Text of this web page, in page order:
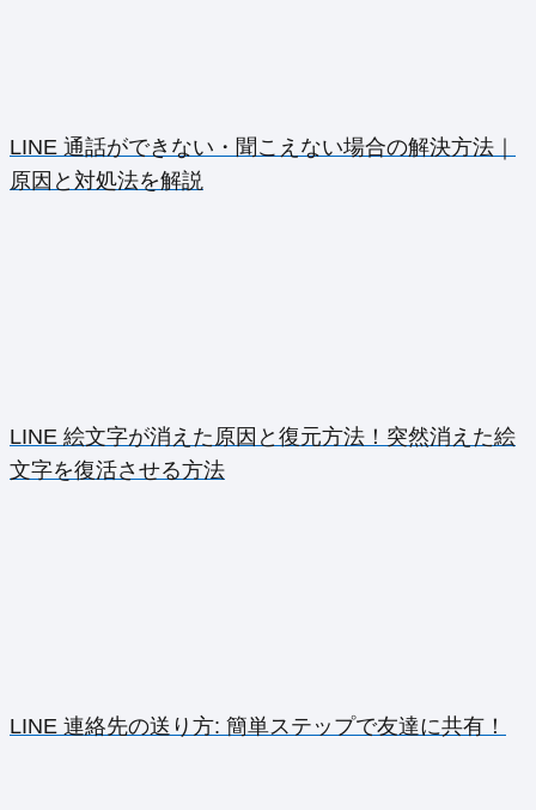
LINE 通話ができない・聞こえない場合の解決方法｜
原因と対処法を解説
LINE 絵文字が消えた原因と復元方法！突然消えた絵
文字を復活させる方法
LINE 連絡先の送り方: 簡単ステップで友達に共有！